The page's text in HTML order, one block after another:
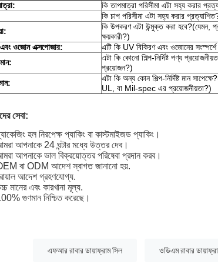
কি তাপমাত্রা পরিসীমা এটা সহ্য করার
কি চাপ পরিসীমা এটা সহ্য করার
কি উপকরণ এটা উন্মুক্ত করা হবে?(যেমন,
ক্ষয়কারী?)
ওজোন এক্সপোজার:
এটি কি UV বিকিরণ এবং ওজোনের
এটা কি কোনো শিল্প-নির্দিষ্ট পণ্য
প্রয়োজন?)
এটা কি অন্য কোন শিল্প-নির্দিষ্ট মান
UL, বা Mil-spec এর প্রয়োজনীয়তা?)
সেবা:
হল নিরপেক্ষ প্যাকিং বা কাস্টমাইজড প্যাকিং।
আপনাকে 24 ঘন্টার মধ্যে উত্তর দেব।
আপনাকে ভাল বিক্রয়োত্তর পরিষেবা প্রদান করব।
বা ODM আদেশ স্বাগত জানানো হয়.
আদেশ গ্রহণযোগ্য.
মানের এবং কারখানা মূল্য.
গুণমান নিশ্চিত করেছে।
এফআর রাবার ডায়াফ্রাম সিল ওডিএম রাবার